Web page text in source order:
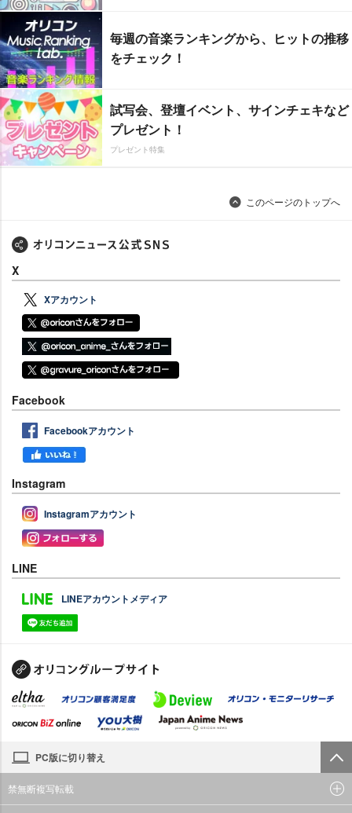
毎週の音楽ランキングから、ヒットの推移
をチェック！
試写会、登壇イベント、サインチェキなど
プレゼント！
プレゼント特集
このページのトップへ
X
Xアカウント
Facebook
Facebookアカウント
Instagram
Instagramアカウント
LINE
LINEアカウントメディア
PC版に切り替え
禁無断複写転載